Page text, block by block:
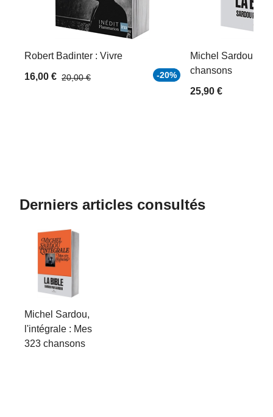
Robert Badinter : Vivre
16,00 € 20,00 € -20%
Michel Sardou,
chansons
25,90 €
Derniers articles consultés
Michel Sardou,
l'intégrale : Mes
323 chansons